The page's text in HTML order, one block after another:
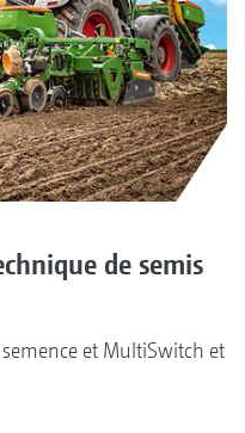
de semis
et MultiSwitch et